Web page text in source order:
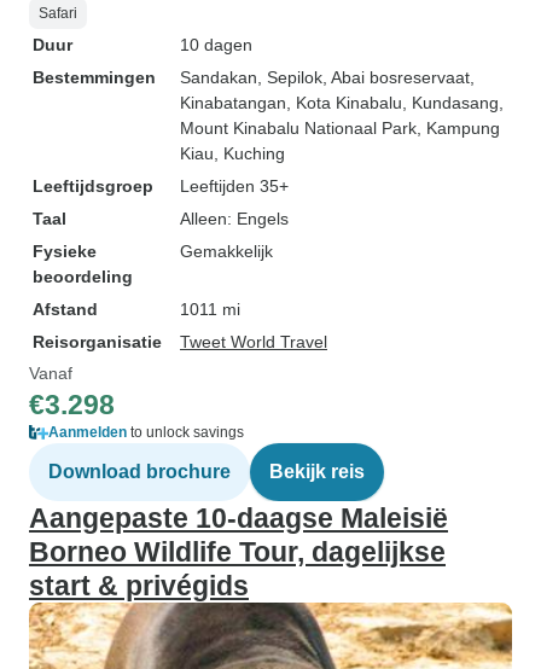
Safari
Duur
10 dagen
Bestemmingen
Sandakan , Sepilok , Abai bosreservaat
Kinabatangan , Kota Kinabalu , Kundasang
Mount Kinabalu Nationaal Park , Kampung
Kiau , Kuching
Leeftijdsgroep
Leeftijden 35+
Taal
Alleen: Engels
Fysieke
beoordeling
Gemakkelijk
Afstand
1011 mi
Reisorganisatie
Tweet World Travel
Vanaf
€3.298
Aanmelden to unlock savings
Download brochure Bekijk reis
Aangepaste 10-daagse Maleisië
Borneo Wildlife Tour, dagelijkse
start & privégids